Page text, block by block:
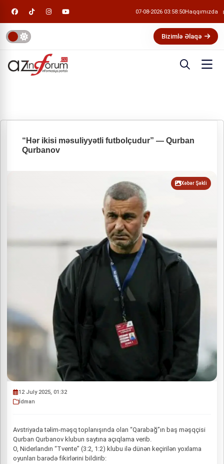
07-08-2026 03:58:50Haqqımızda
Bizimlə Əlaqə
“Hər ikisi məsuliyyətli futbolçudur” — Qurban
Qurbanov
Xəbər Şəkli
12 July 2025, 01:32
İdman
Avstriyada təlim-məşq toplanışında olan “Qarabağ”ın baş məşqçisi
Qurban Qurbanov klubun saytına açıqlama verib.
O, Niderlandın “Tvente” (3:2, 1:2) klubu ilə dünən keçirilən yoxlama
oyunları barədə fikirlərini bildirib: